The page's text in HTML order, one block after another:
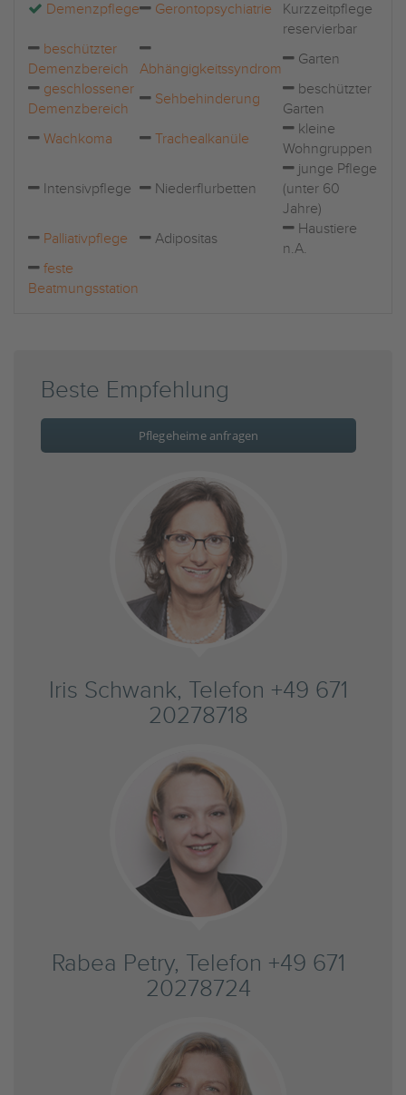
Demenzpflege Gerontopsychiatrie
Kurzzeitpflege
reservierbar
beschützter
Demenzbereich
Abhängigkeitssyndrom
Garten
geschlossener
Demenzbereich
Sehbehinderung
beschützter
Garten
Wachkoma
Trachealkanüle
kleine
Wohngruppen
Intensivpflege Niederflurbetten
junge Pflege
(unter 60
Jahre)
Palliativpflege
Adipositas
Haustiere
n.A.
feste
Beatmungsstation
Beste Empfehlung
Pflegeheime anfragen
Iris Schwank, Telefon +49 671
20278718
Rabea Petry, Telefon +49 671
20278724